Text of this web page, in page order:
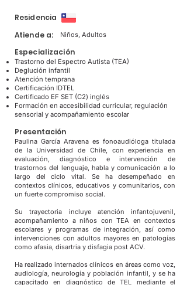
Residencia
Atiende a:
Niños, Adultos
Especialización
Trastorno del Espectro Autista (TEA)
Deglución infantil
Atención temprana
Certificación IDTEL
Certificado EF SET (C2) inglés
Formación en accesibilidad curricular, regulación
sensorial y acompañamiento escolar
Presentación
Paulina García Aravena es fonoaudióloga titulada
de la Universidad de Chile, con experiencia en
evaluación, diagnóstico e intervención de
trastornos del lenguaje, habla y comunicación a lo
largo del ciclo vital. Se ha desempeñado en
contextos clínicos, educativos y comunitarios, con
un fuerte compromiso social.
Su trayectoria incluye atención infantojuvenil,
acompañamiento a niños con TEA en contextos
escolares y programas de integración, así como
intervenciones con adultos mayores en patologías
como afasia, disartria y disfagia post ACV.
Ha realizado internados clínicos en áreas como voz,
audiología, neurología y población infantil, y se ha
capacitado en diagnóstico de TEL mediante el